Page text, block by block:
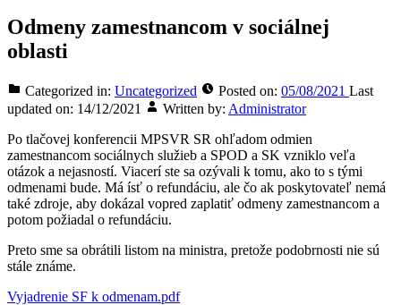
Odmeny zamestnancom v sociálnej
oblasti
Categorized in: Uncategorized Posted on: 05/08/2021 Last
updated on: 14/12/2021 Written by: Administrator
Po tlačovej konferencii MPSVR SR ohľadom odmien
zamestnancom sociálnych služieb a SPOD a SK vzniklo veľa
otázok a nejasností. Viacerí ste sa ozývali k tomu, ako to s tými
odmenami bude. Má ísť o refundáciu, ale čo ak poskytovateľ nemá
také zdroje, aby dokázal vopred zaplatiť odmeny zamestnancom a
potom požiadal o refundáciu.
Preto sme sa obrátili listom na ministra, pretože podobrnosti nie sú
stále známe.
Vyjadrenie SF k odmenam.pdf